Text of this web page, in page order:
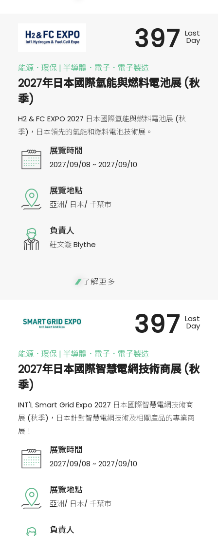
能源．環保 | 半導體．電子．電子製造
2027年日本國際氫能與燃料電池展 (秋
季)
H2 & FC EXPO 2027 日本國際氫能與燃料電池展 (秋
季)，日本領先的氫能和燃料電池技術展。
展覽時間
2027/09/08 ~ 2027/09/10
展覽地點
亞洲/ 日本/ 千葉市
負責人
莊文漩 Blythe
397 Last
Day
了解更多
能源．環保 | 半導體．電子．電子製造
2027年日本國際智慧電網技術商展 (秋
季)
INT'L Smart Grid Expo 2027 日本國際智慧電網技術商
展 (秋季)，日本針對智慧電網技術及相關產品的專業商
展！
展覽時間
2027/09/08 ~ 2027/09/10
展覽地點
亞洲/ 日本/ 千葉市
負責人
397 Last
Day